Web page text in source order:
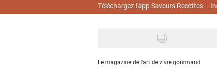
Téléchargez l'app Saveurs Recettes
Le magazine de l'art de vivre gourmand